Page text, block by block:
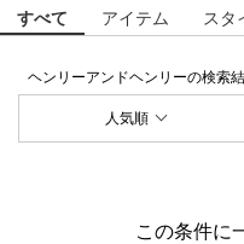
すべて アイテム スタ
ヘンリーアンドヘンリーの検索
人気順
この条件に